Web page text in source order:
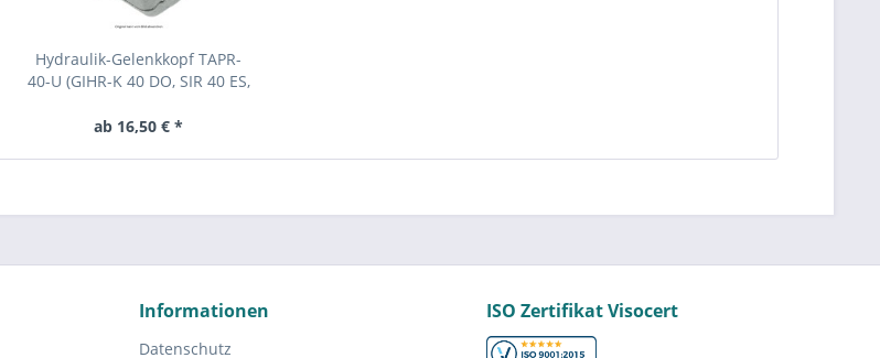
Hydraulik-Gelenkkopf TAPR-
40-U (GIHR-K 40 DO, SIR 40 ES,
ab 16,50 € *
Informationen
Datenschutz
ISO Zertifikat Visocert